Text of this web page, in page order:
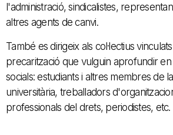
l'administració, sindicalistes,
altres agents de canvi.
També es dirigeix als col·lectius
precarització que vulguin aprofundir
socials: estudiants i altres membres de
universitària, treballadors
professionals del drets, periodistes, etc.